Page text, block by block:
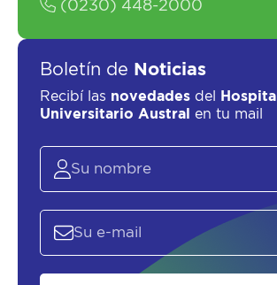
(0230) 448-2000
Boletín de Noticias
Recibí las novedades del
Hospital
Universitario Austral
en tu mail